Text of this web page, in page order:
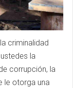
criminalidad
la
corrupción, la
le otorga una